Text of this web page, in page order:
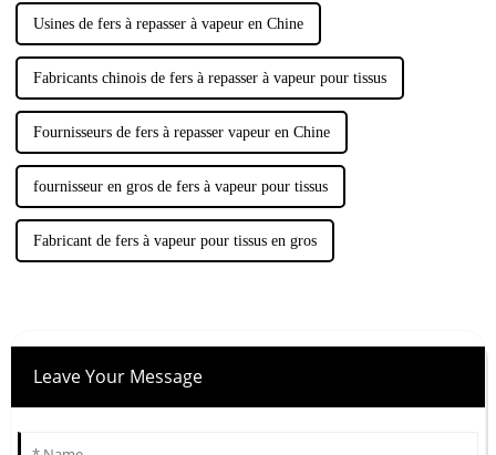
Usines de fers à repasser à vapeur en Chine
Fabricants chinois de fers à repasser à vapeur pour tissus
Fournisseurs de fers à repasser vapeur en Chine
fournisseur en gros de fers à vapeur pour tissus
Fabricant de fers à vapeur pour tissus en gros
Leave Your Message